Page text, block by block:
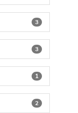
3
3
1
2